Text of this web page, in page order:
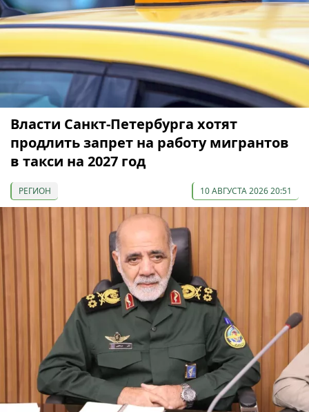
Власти Санкт-Петербурга хотят
продлить запрет на работу мигрантов
в такси на 2027 год
РЕГИОН 10 АВГУСТА 2026 20:51